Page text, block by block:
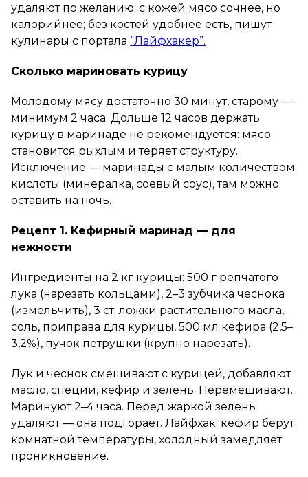
удаляют по желанию: с кожей мясо сочнее, но
калорийнее; без костей удобнее есть, пишут
кулинары с портала “Лайфхакер”.
Сколько мариновать курицу
Молодому мясу достаточно 30 минут, старому —
минимум 2 часа. Дольше 12 часов держать
курицу в маринаде не рекомендуется: мясо
становится рыхлым и теряет структуру.
Исключение — маринады с малым количеством
кислоты (минералка, соевый соус), там можно
оставить на ночь.
Рецепт 1. Кефирный маринад — для
нежности
Ингредиенты на 2 кг курицы: 500 г репчатого
лука (нарезать кольцами), 2–3 зубчика чеснока
(измельчить), 3 ст. ложки растительного масла,
соль, приправа для курицы, 500 мл кефира (2,5–
3,2%), пучок петрушки (крупно нарезать).
Лук и чеснок смешивают с курицей, добавляют
масло, специи, кефир и зелень. Перемешивают.
Маринуют 2–4 часа. Перед жаркой зелень
удаляют — она подгорает. Лайфхак: кефир берут
комнатной температуры, холодный замедляет
проникновение.